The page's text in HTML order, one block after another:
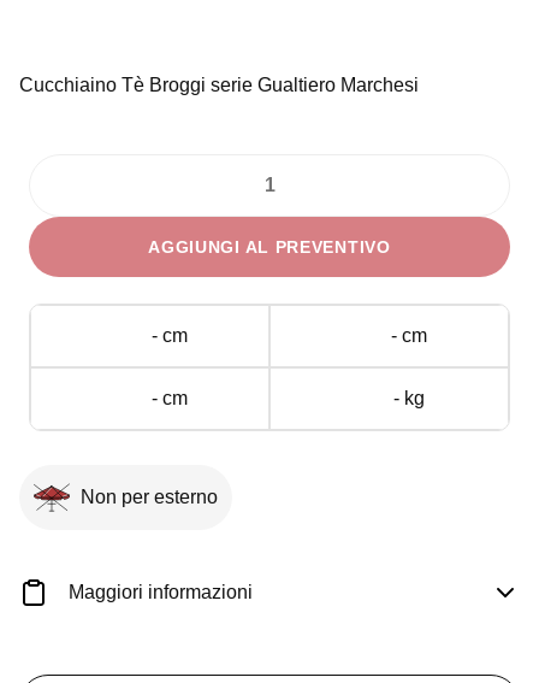
Cucchiaino Tè Broggi serie Gualtiero Marchesi
Cucchiaino
Broggi
quantità
AGGIUNGI AL PREVENTIVO
- cm - cm
- cm - kg
Non per esterno
Maggiori informazioni